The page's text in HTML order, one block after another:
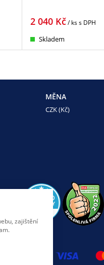
2 040Kč/ kss DPH
Skladem
MĚNA
CZK (Kč)
zajištění